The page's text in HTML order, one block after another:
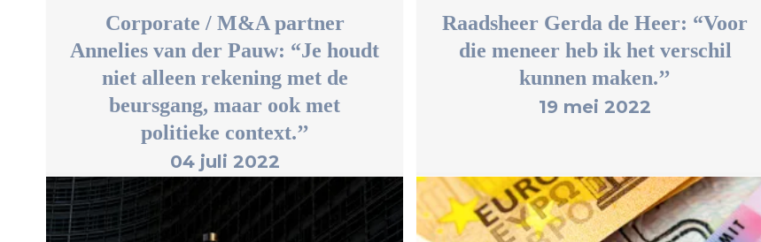
Corporate / M&A partner
Annelies van der Pauw: “Je houdt
niet alleen rekening met de
beursgang, maar ook met
politieke context.’’
04 juli 2022
Raadsheer Gerda de Heer: “Voor
die meneer heb ik het verschil
kunnen maken.’’
19 mei 2022